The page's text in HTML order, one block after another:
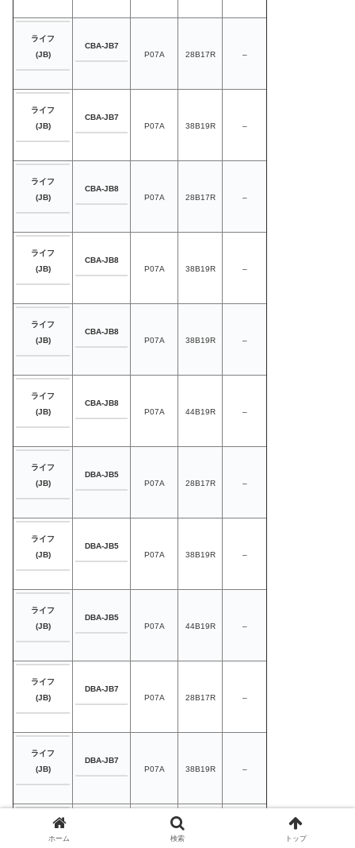
ライフ
(JB)
CBA-JB7
P07A
28B17R –
ライフ
(JB)
CBA-JB7
P07A
38B19R –
ライフ
(JB)
CBA-JB8
P07A
28B17R –
ライフ
(JB)
CBA-JB8
P07A
38B19R –
ライフ
(JB)
CBA-JB8
P07A
38B19R –
ライフ
(JB)
CBA-JB8
P07A
44B19R –
ライフ
(JB)
DBA-JB5
P07A
28B17R –
ライフ
(JB)
DBA-JB5
P07A
38B19R –
ライフ
(JB)
DBA-JB5
P07A
44B19R –
ライフ
(JB)
DBA-JB7
P07A
28B17R –
ライフ
(JB)
DBA-JB7
P07A
38B19R –
ライフ
(JB)ホーム 検索 トップ